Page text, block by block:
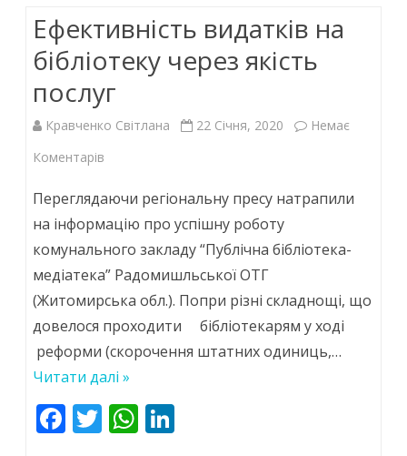
k p
Ефективність видатків на
бібліотеку через якість
послуг
Кравченко Світлана 22 Січня, 2020
Немає
Коментарів
видатків
на
бібліотеку
якість
послуг
Переглядаючи регіональну пресу натрапили
на інформацію про успішну роботу
комунального закладу “Публічна бібліотека-
медіатека” Радомишльської ОТГ
(Житомирська обл.). Попри різні складнощі, що
довелося проходити бібліотекарям у ході
реформи (скорочення штатних одиниць,…
Читати далі »
F T W